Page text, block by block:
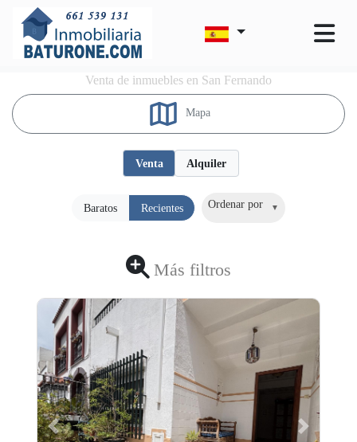
Venta de inmuebles en San Fernando
Mapa
Venta Alquiler
Baratos Recientes Ordenar por
Más filtros
Previous Next